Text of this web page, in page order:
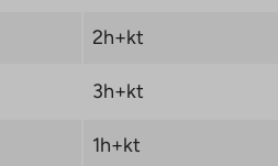
2h+kt
3h+kt
1h+kt